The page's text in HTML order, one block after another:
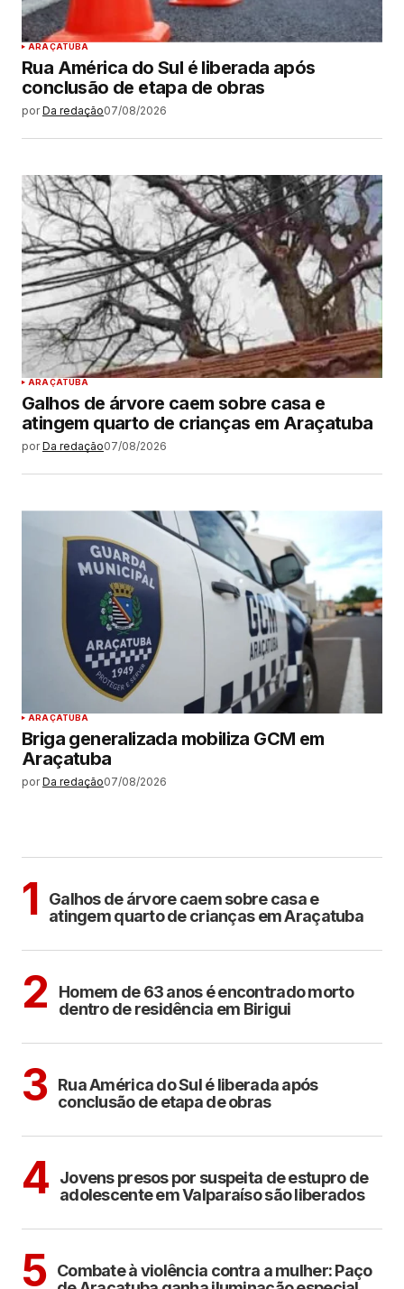
ARAÇATUBA
Rua América do Sul é liberada após
conclusão de etapa de obras
por Da redação07/08/2026
ARAÇATUBA
Galhos de árvore caem sobre casa e
atingem quarto de crianças em Araçatuba
por Da redação07/08/2026
ARAÇATUBA
Briga generalizada mobiliza GCM em
Araçatuba
por Da redação07/08/2026
1
Galhos de árvore caem sobre casa e
atingem quarto de crianças em Araçatuba
2
Homem de 63 anos é encontrado morto
dentro de residência em Birigui
3 Rua América do Sul é liberada após
conclusão de etapa de obras
4
Jovens presos por suspeita de estupro de
adolescente em Valparaíso são liberados
5 Combate à violência contra a mulher: Paço